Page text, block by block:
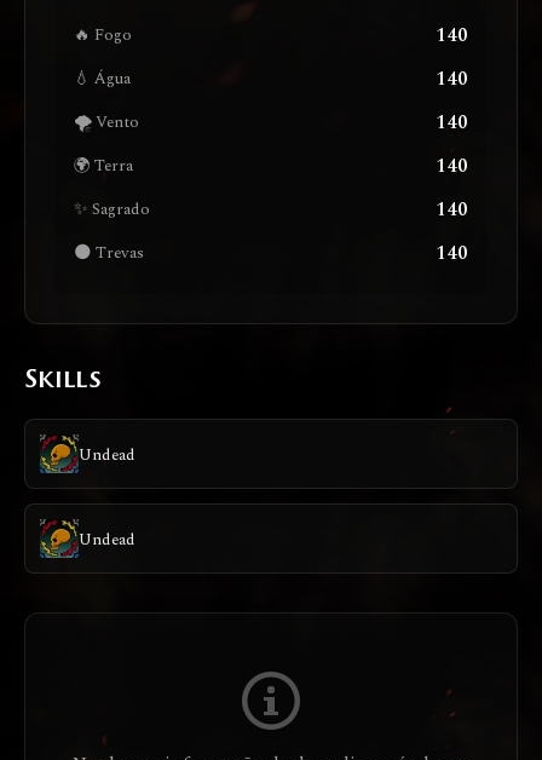
🔥 Fogo 140
💧 Água 140
🌪️ Vento 140
🌍 Terra 140
✨ Sagrado 140
🌑 Trevas 140
Skills
Undead
Undead